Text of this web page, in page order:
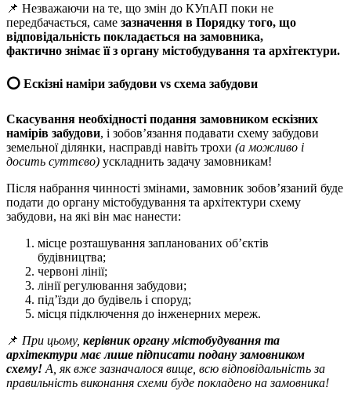
📌 Незважаючи на те, що змін до КУпАП поки не
передбачається, саме зазначення в Порядку того, що
відповідальність покладається на замовника,
фактично знімає її з органу містобудування та архітектури.
⭕️ Ескізні наміри забудови vs схема забудови
Скасування необхідності подання замовником ескізних
намірів забудови, і зобов’язання подавати схему забудови
земельної ділянки, насправді навіть трохи (а можливо і
досить суттєво) ускладнить задачу замовникам!
Після набрання чинності змінами, замовник зобов’язаний буде
подати до органу містобудування та архітектури схему
забудови, на які він має нанести:
місце розташування запланованих об’єктів
будівництва;
червоні лінії;
лінії регулювання забудови;
під’їзди до будівель і споруд;
місця підключення до інженерних мереж.
📌 При цьому, керівник органу містобудування та
архітектури має лише підписати подану замовником
схему!А, як вже зазначалося вище, всю відповідальність за
правильність виконання схеми буде покладено на замовника!